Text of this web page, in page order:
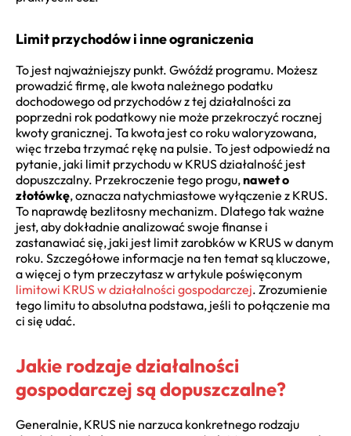
Limit przychodów i inne ograniczenia
To jest najważniejszy punkt. Gwóźdź programu. Możesz
prowadzić firmę, ale kwota należnego podatku
dochodowego od przychodów z tej działalności za
poprzedni rok podatkowy nie może przekroczyć rocznej
kwoty granicznej. Ta kwota jest co roku waloryzowana,
więc trzeba trzymać rękę na pulsie. To jest odpowiedź na
pytanie, jaki limit przychodu w KRUS działalność jest
dopuszczalny. Przekroczenie tego progu,nawet o
złotówkę, oznacza natychmiastowe wyłączenie z KRUS.
To naprawdę bezlitosny mechanizm. Dlatego tak ważne
jest, aby dokładnie analizować swoje finanse i
zastanawiać się, jaki jest limit zarobków w KRUS w danym
roku. Szczegółowe informacje na ten temat są kluczowe,
a więcej o tym przeczytasz w artykule poświęconym
limitowi KRUS w działalności gospodarczej. Zrozumienie
tego limitu to absolutna podstawa, jeśli to połączenie ma
ci się udać.
Jakie rodzaje działalności
gospodarczej są dopuszczalne?
Generalnie, KRUS nie narzuca konkretnego rodzaju